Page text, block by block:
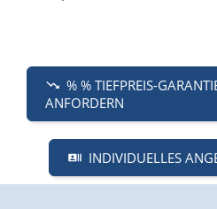
% % TIEFPREIS-
ANFORDERN
INDIVIDUELLES